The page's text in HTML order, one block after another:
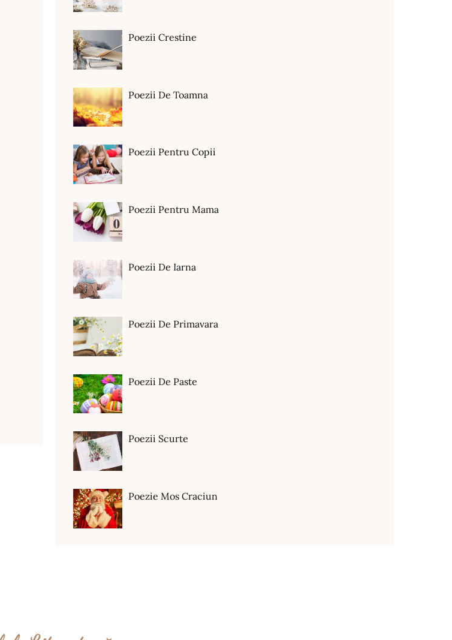
Poezii Crestine
Poezii De Toamna
Poezii Pentru Copii
Poezii Pentru Mama
Poezii De Iarna
Poezii De Primavara
Poezii De Paste
Poezii Scurte
Poezie Mos Craciun